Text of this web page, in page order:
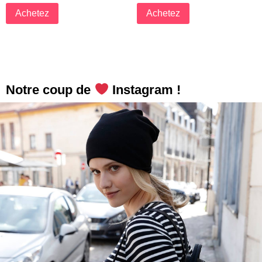
Achetez Achetez
Notre coup de Instagram !